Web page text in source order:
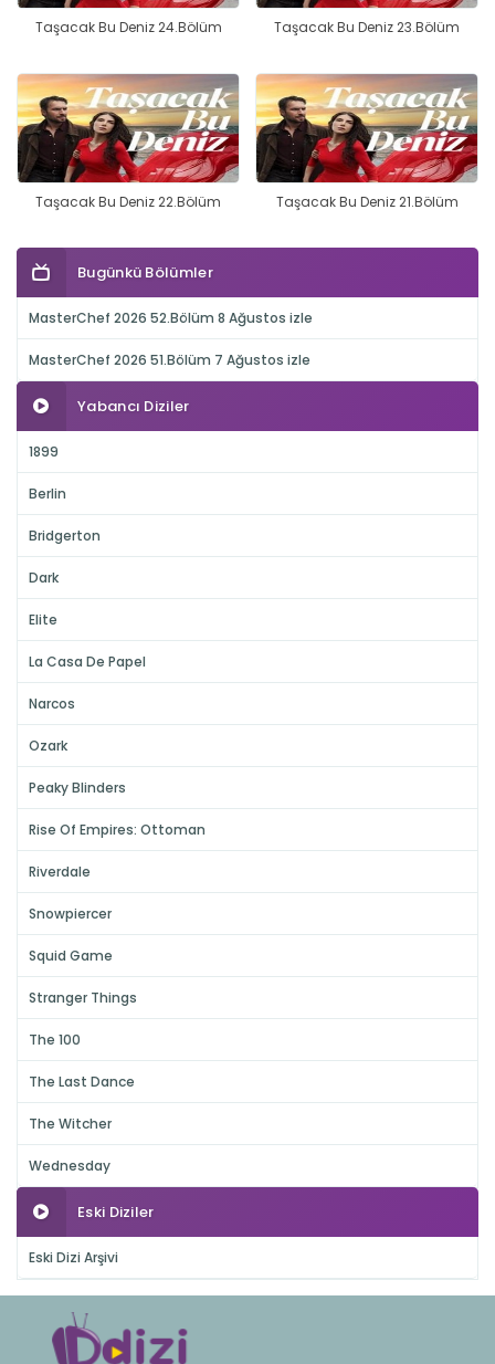
Taşacak Bu Deniz 24.Bölüm Taşacak Bu Deniz 23.Bölüm
Taşacak Bu Deniz 22.Bölüm Taşacak Bu Deniz 21.Bölüm
Bugünkü Bölümler
MasterChef 2026 52.Bölüm 8 Ağustos izle
MasterChef 2026 51.Bölüm 7 Ağustos izle
Yabancı Diziler
1899
Berlin
Bridgerton
Dark
Elite
La Casa De Papel
Narcos
Ozark
Peaky Blinders
Rise Of Empires: Ottoman
Riverdale
Snowpiercer
Squid Game
Stranger Things
The 100
The Last Dance
The Witcher
Wednesday
Eski Diziler
Eski Dizi Arşivi